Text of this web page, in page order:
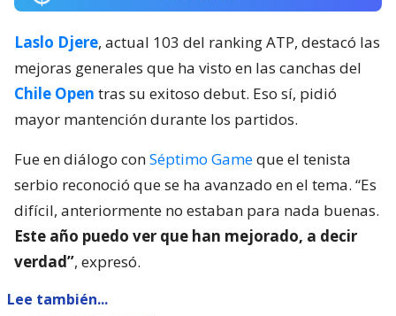
Laslo Djere, actual 103 del ranking ATP, destacó las
mejoras generales que ha visto en las canchas del
Chile Open tras su exitoso debut. Eso sí, pidió
mayor mantención durante los partidos.
Fue en diálogo conSéptimo Gameque el tenista
serbio reconoció que se ha avanzado en el tema. “Es
difícil, anteriormente no estaban para nada buenas.
Este año puedo ver que han mejorado, a decir
verdad”, expresó.
Lee también...